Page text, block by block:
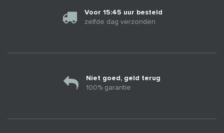
Voor 15:45 uur besteld
zelfde dag verzonden
Niet goed, geld terug
100% garantie